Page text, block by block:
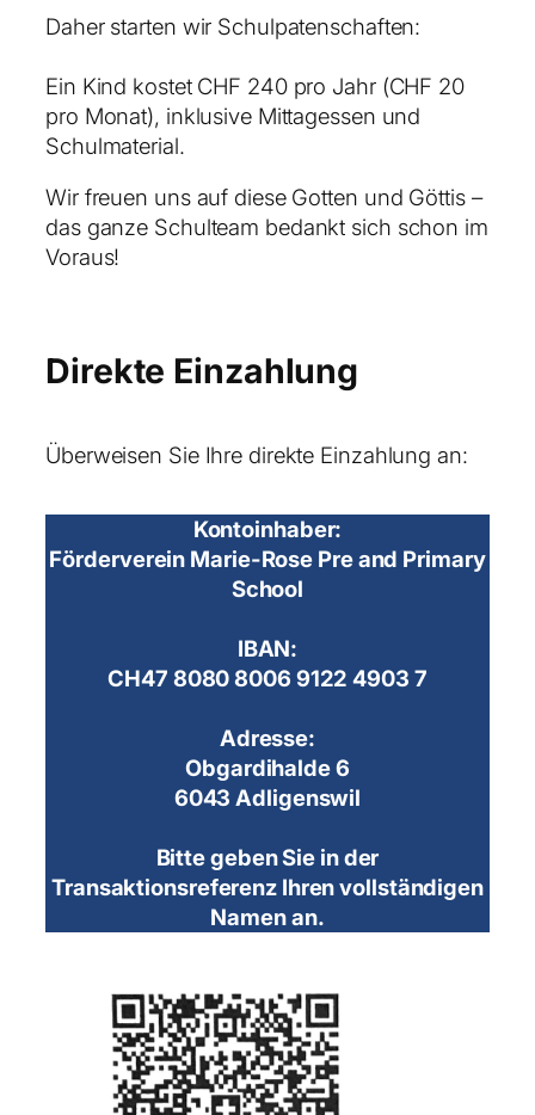
Daher starten wir Schulpatenschaften:
Ein Kind kostet CHF 240 pro Jahr (CHF 20
pro Monat), inklusive Mittagessen und
Schulmaterial.
Wir freuen uns auf diese Gotten und Göttis –
das ganze Schulteam bedankt sich schon im
Voraus!
Direkte Einzahlung
Überweisen Sie Ihre direkte Einzahlung an:
Kontoinhaber:
Förderverein Marie-Rose Pre and Primary
School
IBAN:
CH47 8080 8006 9122 4903 7
Adresse:
Obgardihalde 6
6043 Adligenswil
Bitte geben Sie in der
Transaktionsreferenz Ihren vollständigen
Namen an.